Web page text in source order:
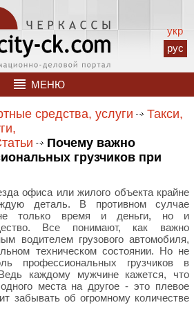
укр
рус
МЕНЮ
средства, услуги
Такси,
Почему важно
грузчиков при
офиса или жилого объекта крайне
деталь. В противном сулчае
не только время и деньги, но и
Все понимают, как важно
водителем грузового автомобиля,
техническом состоянии. Но не
профессиональных грузчиков в
каждому мужчине кажется, что
места на другое - это плевое
забывать об огромному количестве